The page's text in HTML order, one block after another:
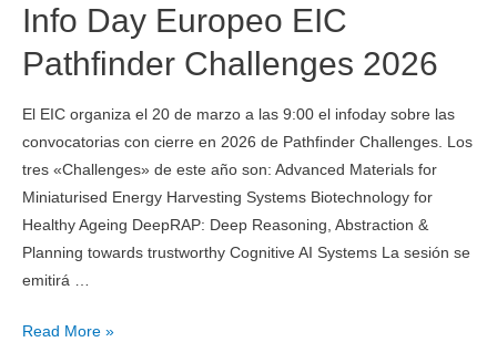
Info Day Europeo EIC
Pathfinder Challenges 2026
El EIC organiza el 20 de marzo a las 9:00 el infoday sobre las
convocatorias con cierre en 2026 de Pathfinder Challenges. Los
tres «Challenges» de este año son: Advanced Materials for
Miniaturised Energy Harvesting Systems Biotechnology for
Healthy Ageing DeepRAP: Deep Reasoning, Abstraction &
Planning towards trustworthy Cognitive AI Systems La sesión se
emitirá …
Read More »